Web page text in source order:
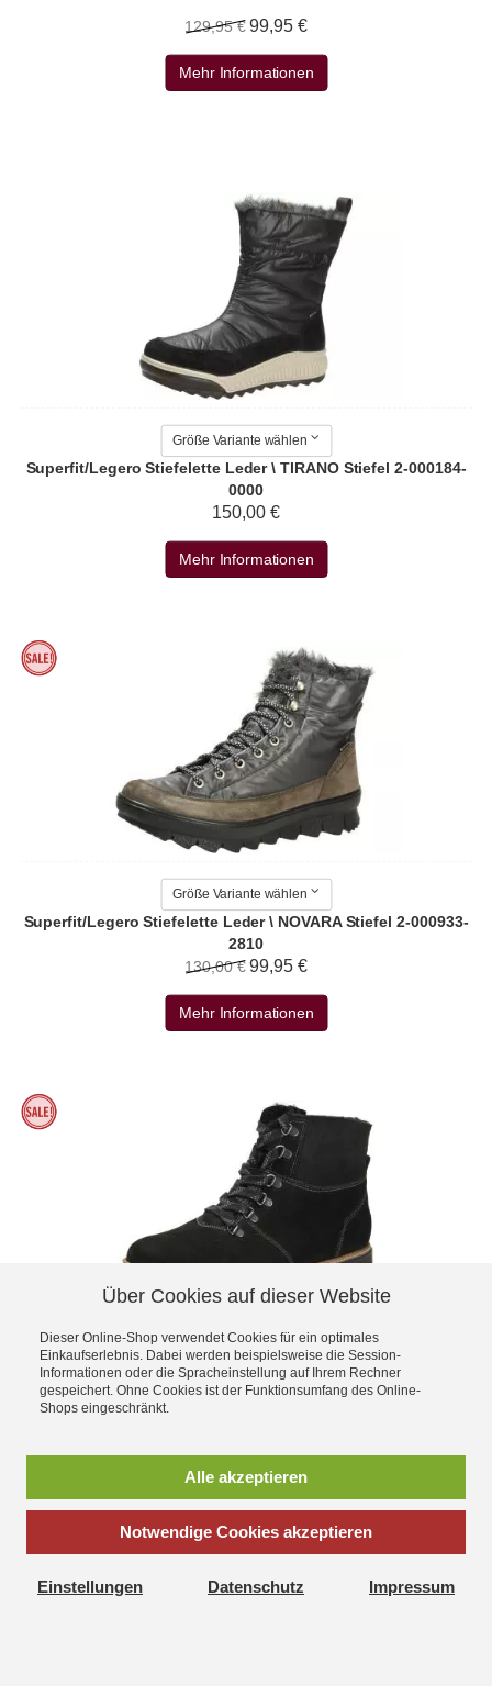
129,95 € 99,95 €
Mehr Informationen
Größe Variante wählen
Superfit/Legero Stiefelette Leder \ TIRANO Stiefel 2-000184-
0000
150,00 €
Mehr Informationen
Größe Variante wählen
Superfit/Legero Stiefelette Leder \ NOVARA Stiefel 2-000933-
2810
130,00 € 99,95 €
Mehr Informationen
Größe Variante wählen
Waldläufer Stiefel 911802-302/001
Mehr Informationen
Über Cookies auf dieser Website
Dieser Online-Shop verwendet Cookies für ein optimales
Einkaufserlebnis. Dabei werden beispielsweise die Session-
Informationen oder die Spracheinstellung auf Ihrem Rechner
gespeichert. Ohne Cookies ist der Funktionsumfang des Online-
Shops eingeschränkt.
Alle akzeptieren
Notwendige Cookies akzeptieren
Einstellungen Datenschutz Impressum